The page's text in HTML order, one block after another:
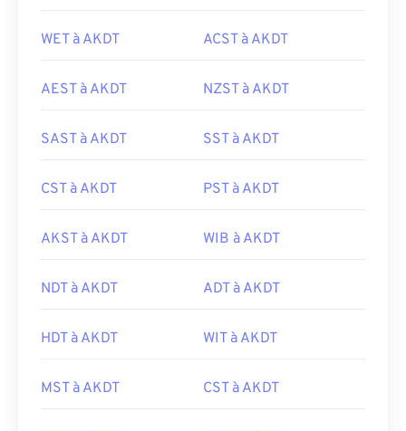
WET à AKDT ACST à AKDT
AEST à AKDT NZST à AKDT
SAST à AKDT SST à AKDT
CST à AKDT PST à AKDT
AKST à AKDT WIB à AKDT
NDT à AKDT ADT à AKDT
HDT à AKDT WIT à AKDT
MST à AKDT CST à AKDT